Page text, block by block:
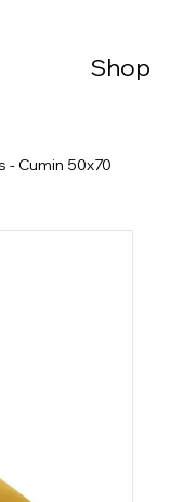
Shop
- Cumin 50x70